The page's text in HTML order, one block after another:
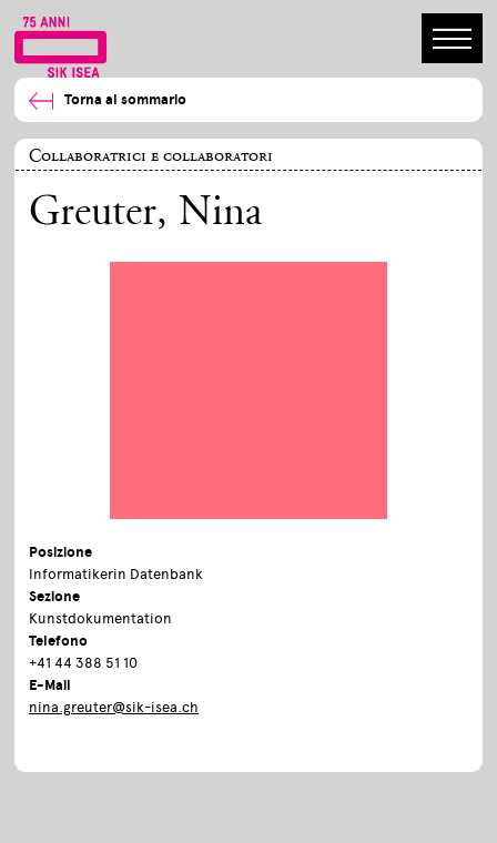
Torna al sommario
Collaboratrici e collaboratori
Greuter, Nina
Posizione
Informatikerin Datenbank
Sezione
Kunstdokumentation
Telefono
+41 44 388 51 10
E-Mail
nina.greuter@sik-isea.ch